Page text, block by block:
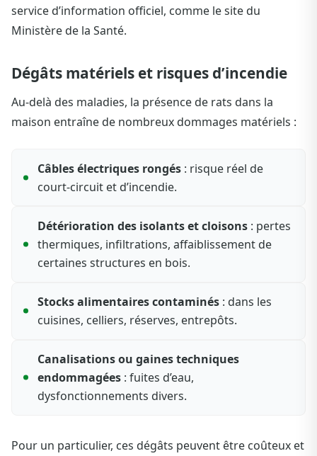
service d’information officiel, comme le site du
Ministère de la Santé.
Dégâts matériels et risques d’incendie
Au-delà des maladies, la présence de rats dans la
maison entraîne de nombreux dommages matériels :
Câbles électriques rongés : risque réel de
court-circuit et d’incendie.
Détérioration des isolants et cloisons : pertes
thermiques, infiltrations, affaiblissement de
certaines structures en bois.
Stocks alimentaires contaminés : dans les
cuisines, celliers, réserves, entrepôts.
Canalisations ou gaines techniques
endommagées : fuites d’eau,
dysfonctionnements divers.
Pour un particulier, ces dégâts peuvent être coûteux et